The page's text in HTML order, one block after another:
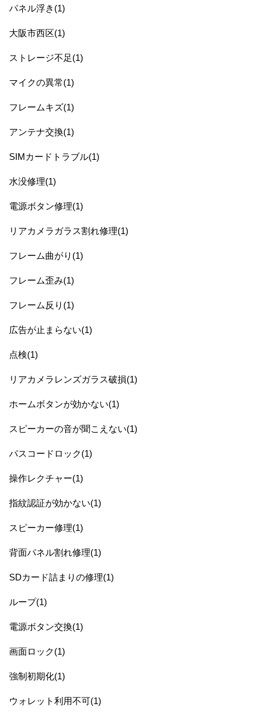
パネル浮き(1)
大阪市西区(1)
ストレージ不足(1)
マイクの異常(1)
フレームキズ(1)
アンテナ交換(1)
SIMカードトラブル(1)
水没修理(1)
電源ボタン修理(1)
リアカメラガラス割れ修理(1)
フレーム曲がり(1)
フレーム歪み(1)
フレーム反り(1)
広告が止まらない(1)
点検(1)
リアカメラレンズガラス破損(1)
ホームボタンが効かない(1)
スピーカーの音が聞こえない(1)
パスコードロック(1)
操作レクチャー(1)
指紋認証が効かない(1)
スピーカー修理(1)
背面パネル割れ修理(1)
SDカード詰まりの修理(1)
ループ(1)
電源ボタン交換(1)
画面ロック(1)
強制初期化(1)
ウォレット利用不可(1)